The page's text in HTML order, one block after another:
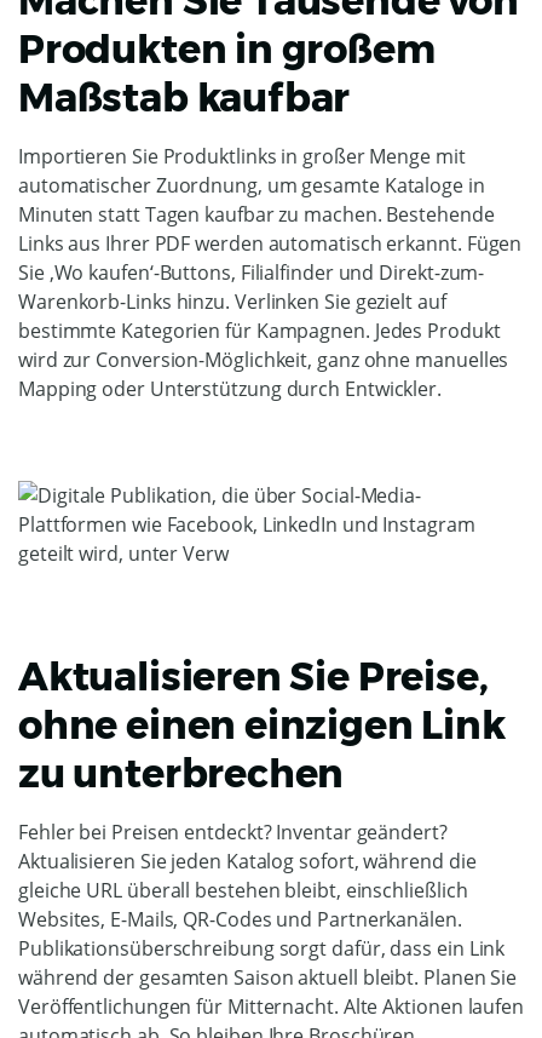
Produkten in großem
Maßstab kaufbar
Importieren Sie Produktlinks in großer Menge mit
automatischer Zuordnung, um gesamte Kataloge in
Minuten statt Tagen kaufbar zu machen. Bestehende
Links aus Ihrer PDF werden automatisch erkannt. Fügen
Sie ‚Wo kaufen‘-Buttons, Filialfinder und Direkt-zum-
Warenkorb-Links hinzu. Verlinken Sie gezielt auf
bestimmte Kategorien für Kampagnen. Jedes Produkt
wird zur Conversion-Möglichkeit, ganz ohne manuelles
Mapping oder Unterstützung durch Entwickler.
Aktualisieren Sie Preise,
ohne einen einzigen Link
zu unterbrechen
Fehler bei Preisen entdeckt? Inventar geändert?
Aktualisieren Sie jeden Katalog sofort, während die
gleiche URL überall bestehen bleibt, einschließlich
Websites, E-Mails, QR-Codes und Partnerkanälen.
Publikationsüberschreibung sorgt dafür, dass ein Link
während der gesamten Saison aktuell bleibt. Planen Sie
Veröffentlichungen für Mitternacht. Alte Aktionen laufen